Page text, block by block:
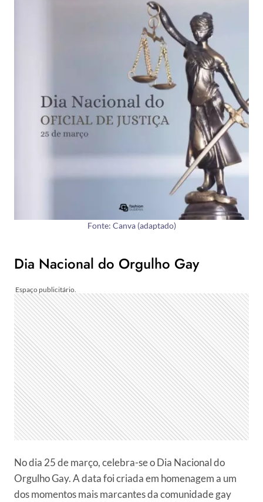
Fonte: Canva (adaptado)
Dia Nacional do Orgulho Gay
No dia 25 de março, celebra-se o Dia Nacional do
Orgulho Gay. A data foi criada em homenagem a um
dos momentos mais marcantes da comunidade gay